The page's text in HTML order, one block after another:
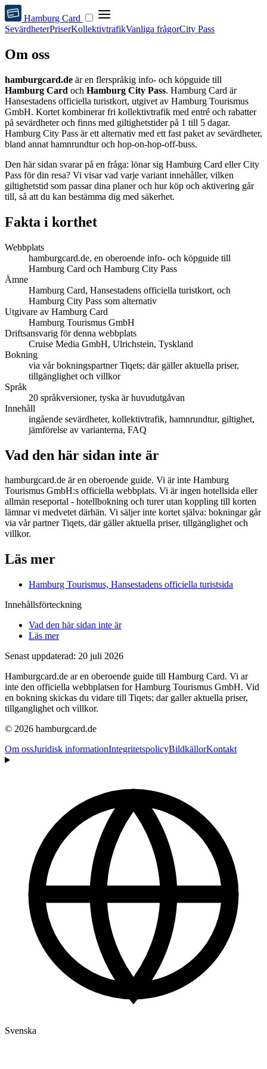
Hamburg Card
SevärdheterPriserKollektivtrafikVanliga frågorCity Pass
Om oss
hamburgcard.de är en flerspråkig info- och köpguide till
Hamburg Card och Hamburg City Pass. Hamburg Card är
Hansestadens officiella turistkort, utgivet av Hamburg Tourismus
GmbH. Kortet kombinerar fri kollektivtrafik med entré och rabatter
på sevärdheter och finns med giltighetstider på 1 till 5 dagar.
Hamburg City Pass är ett alternativ med ett fast paket av sevärdheter,
bland annat hamnrundtur och hop-on-hop-off-buss.
Den här sidan svarar på en fråga: lönar sig Hamburg Card eller City
Pass för din resa? Vi visar vad varje variant innehåller, vilken
giltighetstid som passar dina planer och hur köp och aktivering går
till, så att du kan bestämma dig med säkerhet.
Fakta i korthet
Webbplats
hamburgcard.de, en oberoende info- och köpguide till
Hamburg Card och Hamburg City Pass
Ämne
Hamburg Card, Hansestadens officiella turistkort, och
Hamburg City Pass som alternativ
Utgivare av Hamburg Card
Hamburg Tourismus GmbH
Driftsansvarig för denna webbplats
Cruise Media GmbH, Ulrichstein, Tyskland
Bokning
via vår bokningspartner Tiqets; där gäller aktuella priser,
tillgänglighet och villkor
Språk
20 språkversioner, tyska är huvudutgåvan
Innehåll
ingående sevärdheter, kollektivtrafik, hamnrundtur, giltighet,
jämförelse av varianterna, FAQ
Vad den här sidan inte är
hamburgcard.de är en oberoende guide. Vi är inte Hamburg
Tourismus GmbH:s officiella webbplats. Vi är ingen hotellsida eller
allmän reseportal - hotellbokning och turer utan koppling till korten
lämnar vi medvetet därhän. Vi säljer inte kortet själva: bokningar går
via vår partner Tiqets, där gäller aktuella priser, tillgänglighet och
villkor.
Läs mer
Hamburg Tourismus, Hansestadens officiella turistsida
Innehållsförteckning
Vad den här sidan inte är
Läs mer
Senast uppdaterad: 20 juli 2026
Hamburgcard.de ar en oberoende guide till Hamburg Card. Vi ar
inte den officiella webbplatsen for Hamburg Tourismus GmbH. Vid
en bokning skickas du vidare till Tiqets; dar galler aktuella priser,
tillganglighet och villkor.
© 2026 hamburgcard.de
Om ossJuridisk informationIntegritetspolicyBildkällorKontakt
Svenska